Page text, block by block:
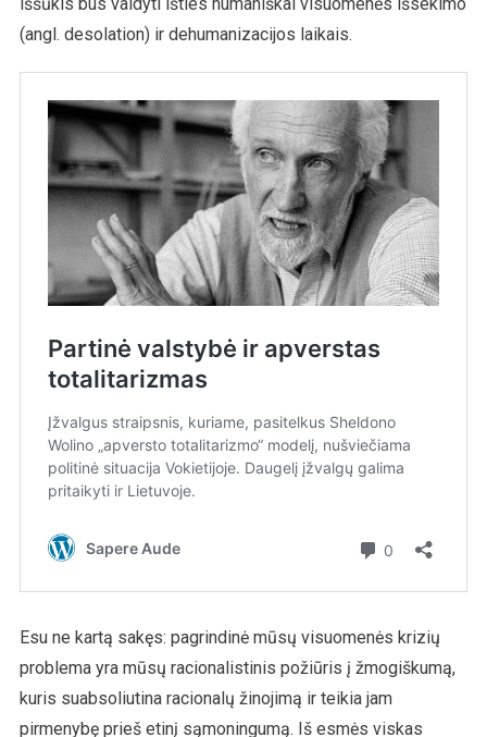
(angl. desolation) ir dehumanizacijos laikais.
Esu ne kartą sakęs: pagrindinė mūsų visuomenės krizių
problema yra mūsų racionalistinis požiūris į žmogiškumą,
kuris suabsoliutina racionalų žinojimą ir teikia jam
pirmenybę prieš etinį sąmoningumą. Iš esmės viskas